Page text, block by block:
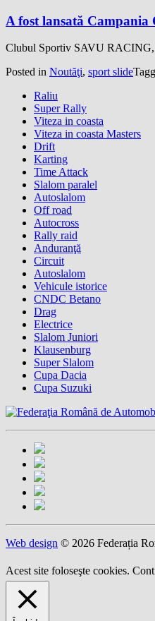
A fost lansată Campania
Clubul Sportiv SAVU RACING,
Posted in Noutăţi, sport slide
Raliu
Super Rally
Viteza in coasta
Viteza in coasta Masters
Drift
Karting
Time Attack
Slalom paralel
Autoslalom
Off road
Autocross
Rally raid
Anduranţă
Circuit
Autoslalom
Vehicule istorice
CNDC Betano
Drag
Electrice
Slalom Juniori
Klausenburg
Super Slalom
Cupa Dacia
Cupa Suzuki
Web design © 2026 Federația
Acest site foloseşte cookies.